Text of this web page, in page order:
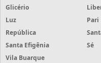
Glicério
Luz
Pari
República
Santa Efigênia
Sé
Vila Buarque